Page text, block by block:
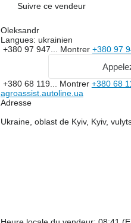
Suivre ce vendeur
Oleksandr
Langues: ukrainien
+380 97 947... Montrer +380 97
+380 68 119... Montrer +380 68
agroassist.autoline.ua
Adresse
Ukraine, oblast de Kyiv, Kyiv,